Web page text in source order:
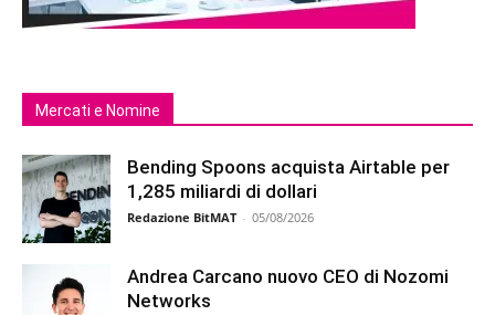
Mercati e Nomine
Bending Spoons acquista Airtable per
1,285 miliardi di dollari
Redazione BitMAT - 05/08/2026
Andrea Carcano nuovo CEO di Nozomi
Networks